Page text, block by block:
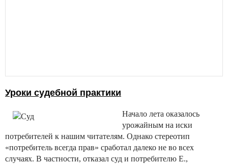
Уроки судебной практики
Начало лета оказалось
урожайным на иски
потребителей к нашим читателям. Однако стереотип
«потребитель всегда прав» сработал далеко не во всех
случаях. В частности, отказал суд и потребителю Е.,